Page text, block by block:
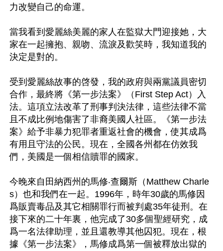
力改變自己的命運。
當我看到愛麗絲美麗的家人在監獄大門迎接她，大
家在一起擁抱、親吻、流淚及歡笑時，我知道我的
決定是對的。
受到愛麗絲故事的啓發，我的政府與兩黨議員密切
合作，最終將《第一步法案》（First Step Act）入
法。這項立法改革了刑事判決法律，這些法律不當
且不成比例地傷害了非裔美國人社區。《第一步法
案》給予非暴力犯罪者重返社會的機會，使其成爲
有用且守法的公民。現在，全國各州都在仿效我
們，美國是一個相信贖罪的國家。
今晚來自田納西州的馬修‧查爾斯（Matthew Charle
s）也和我們在一起。1996年，時年30歲的馬修因
爲販賣毒品及其它相關罪行而被判處35年徒刑。在
接下來的二十年裏，他完成了30多個聖經研究，成
爲一名法律助理，並且還教導其他囚犯。現在，根
據《第一步法案》，馬修成爲第一個被釋放出獄的